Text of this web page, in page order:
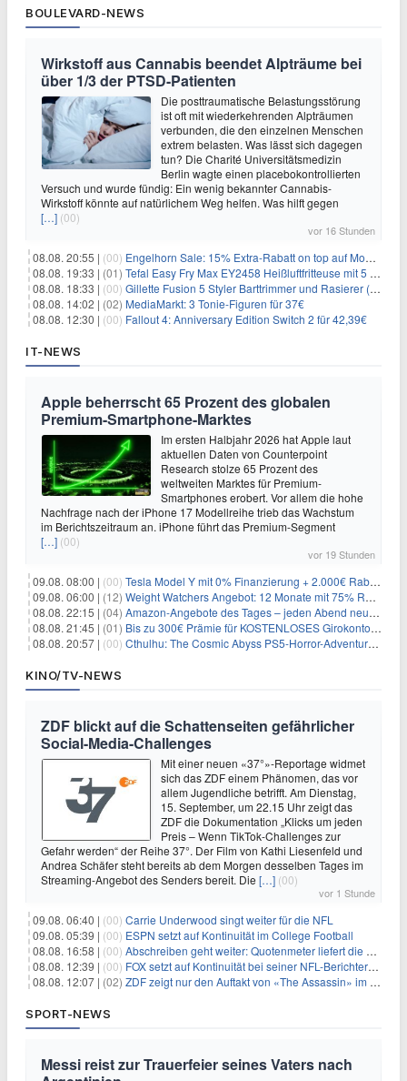
BOULEVARD-NEWS
Wirkstoff aus Cannabis beendet Alpträume bei
über 1/3 der PTSD-Patienten
Die posttraumatische Belastungsstörung
ist oft mit wiederkehrenden Alpträumen
verbunden, die den einzelnen Menschen
extrem belasten. Was lässt sich dagegen
tun? Die Charité Universitätsmedizin
Berlin wagte einen placebokontrollierten
Versuch und wurde fündig: Ein wenig bekannter Cannabis-
Wirkstoff könnte auf natürlichem Weg helfen. Was hilft gegen
[…] (00)
vor 16 Stunden
08.08. 20:55 | (00) Engelhorn Sale: 15% Extra-Rabatt on top auf Mode- und Sport-Artikel
08.08. 19:33 | (01) Tefal Easy Fry Max EY2458 Heißluftfritteuse mit 5 Litern für 64,99€
08.08. 18:33 | (00) Gillette Fusion 5 Styler Barttrimmer und Rasierer (All in One) für 16€
08.08. 14:02 | (02) MediaMarkt: 3 Tonie-Figuren für 37€
08.08. 12:30 | (00) Fallout 4: Anniversary Edition Switch 2 für 42,39€
IT-NEWS
Apple beherrscht 65 Prozent des globalen
Premium-Smartphone-Marktes
Im ersten Halbjahr 2026 hat Apple laut
aktuellen Daten von Counterpoint
Research stolze 65 Prozent des
weltweiten Marktes für Premium-
Smartphones erobert. Vor allem die hohe
Nachfrage nach der iPhone 17 Modellreihe trieb das Wachstum
im Berichtszeitraum an. iPhone führt das Premium-Segment
[…] (00)
vor 19 Stunden
09.08. 08:00 | (00) Tesla Model Y mit 0% Finanzierung + 2.000€ Rabatt für 38.970€
09.08. 06:00 | (12) Weight Watchers Angebot: 12 Monate mit 75% Rabatt ab 6,25€/Monat
08.08. 22:15 | (04) Amazon-Angebote des Tages – jeden Abend neue Deals zum Stöbern
08.08. 21:45 | (01) Bis zu 300€ Prämie für KOSTENLOSES Girokonto bei der Santander – 50€ schon nach 1 Woche!
08.08. 20:57 | (00) Cthulhu: The Cosmic Abyss PS5-Horror-Adventure für 27,99€
KINO/TV-NEWS
ZDF blickt auf die Schattenseiten gefährlicher
Social-Media-Challenges
Mit einer neuen «37°»-Reportage widmet
sich das ZDF einem Phänomen, das vor
allem Jugendliche betrifft. Am Dienstag,
15. September, um 22.15 Uhr zeigt das
ZDF die Dokumentation „Klicks um jeden
Preis – Wenn TikTok-Challenges zur
Gefahr werden“ der Reihe 37°. Der Film von Kathi Liesenfeld und
Andrea Schäfer steht bereits ab dem Morgen desselben Tages im
Streaming-Angebot des Senders bereit. Die […] (00)
vor 1 Stunde
09.08. 06:40 | (00) Carrie Underwood singt weiter für die NFL
09.08. 05:39 | (00) ESPN setzt auf Kontinuität im College Football
08.08. 16:58 | (00) Abschreiben geht weiter: Quotenmeter liefert die Vorlagen
08.08. 12:39 | (00) FOX setzt auf Kontinuität bei seiner NFL-Berichterstattung
08.08. 12:07 | (02) ZDF zeigt nur den Auftakt von «The Assassin» im Fernsehen
SPORT-NEWS
Messi reist zur Trauerfeier seines Vaters nach